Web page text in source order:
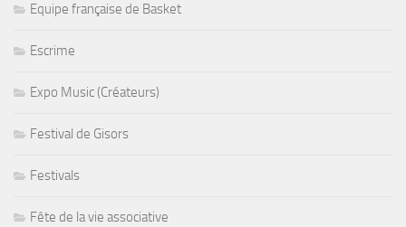
Equipe française de Basket
Escrime
Expo Music (Créateurs)
Festival de Gisors
Festivals
Fête de la vie associative